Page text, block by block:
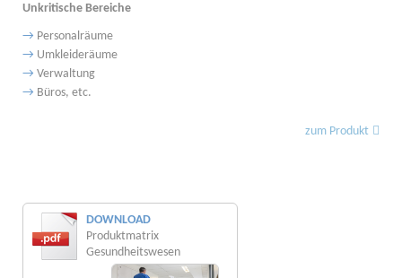
Unkritische Bereiche
→ Personalräume
→ Umkleideräume
→ Verwaltung
→ Büros, etc.
zum Produkt
DOWNLOAD
Produktmatrix
Gesundheitswesen